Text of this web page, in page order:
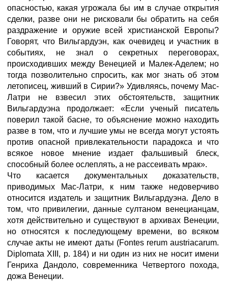
опасностью, какая угрожала бы им в случае открытия
сделки, разве они не рисковали бы обратить на себя
раздражение и оружие всей христианской Европы?
Говорят, что Вильгардуэн, как очевидец и участник в
событиях, не знал о секретных переговорах,
происходивших между Венецией и Малек-Аделем; но
тогда позволительно спросить, как мог знать об этом
летописец, живший в Сирии?» Удивляясь, почему Мас-
Латри не взвесил этих обстоятельств, защитник
Вильгардуэна продолжает: «Если ученый писатель
поверил такой басне, то объяснение можно находить
разве в том, что и лучшие умы не всегда могут устоять
против опасной привлекательности парадокса и что
всякое новое мнение издает фальшивый блеск,
способный более ослеплять, а не рассеивать мрак».
Что касается документальных доказательств,
приводимых Мас-Латри, к ним также недоверчиво
относится издатель и защитник Вильгардуэна. Дело в
том, что привилегии, данные султаном венецианцам,
хотя действительно и существуют в архивах Венеции,
но относятся к последующему времени, во всяком
случае акты не имеют даты (Fontes rerum austriacarum.
Diplomata XIII, p. 184) и ни один из них не носит имени
Генриха Дандоло, современника Четвертого похода,
дожа Венеции.